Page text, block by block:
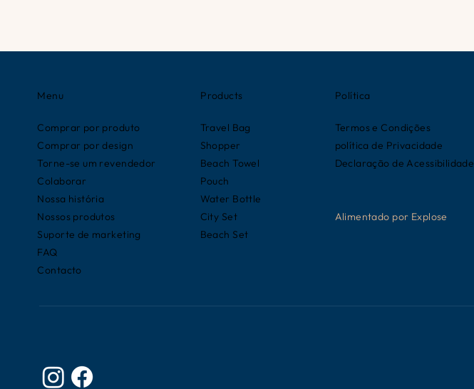
Menu
Comprar por produto
Comprar por design
Torne-se um revendedor
Colaborar
Nossa história
Nossos produtos
Suporte de marketing
FAQ
Contacto
Products
Travel Bag
Shopper
Beach Towel
Pouch
Water Bottle
City Set
Beach Set
Política
Termos e Condições
política de Privacidade
Declaração de Acessibilidade
Alimentado por Explose